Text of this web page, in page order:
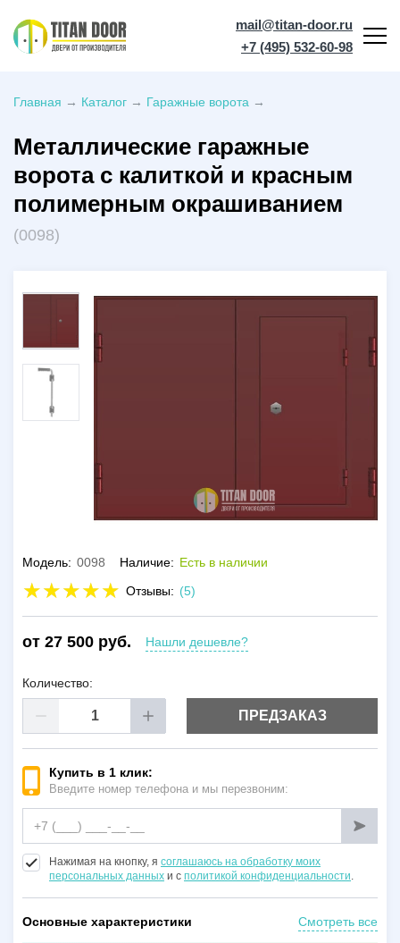
mail@titan-door.ru
+7 (495) 532-60-98
Главная → Каталог → Гаражные ворота →
Металлические гаражные
ворота с калиткой и красным
полимерным окрашиванием
(0098)
Модель: 0098 Наличие: Есть в наличии
Отзывы: (5)
от 27 500 руб. Нашли дешевле?
Количество:
ПРЕДЗАКАЗ
Купить в 1 клик:
Введите номер телефона и мы перезвоним:
Нажимая на кнопку, я соглашаюсь на обработку моих
персональных данных и с политикой конфиденциальности.
Основные характеристики Смотреть все